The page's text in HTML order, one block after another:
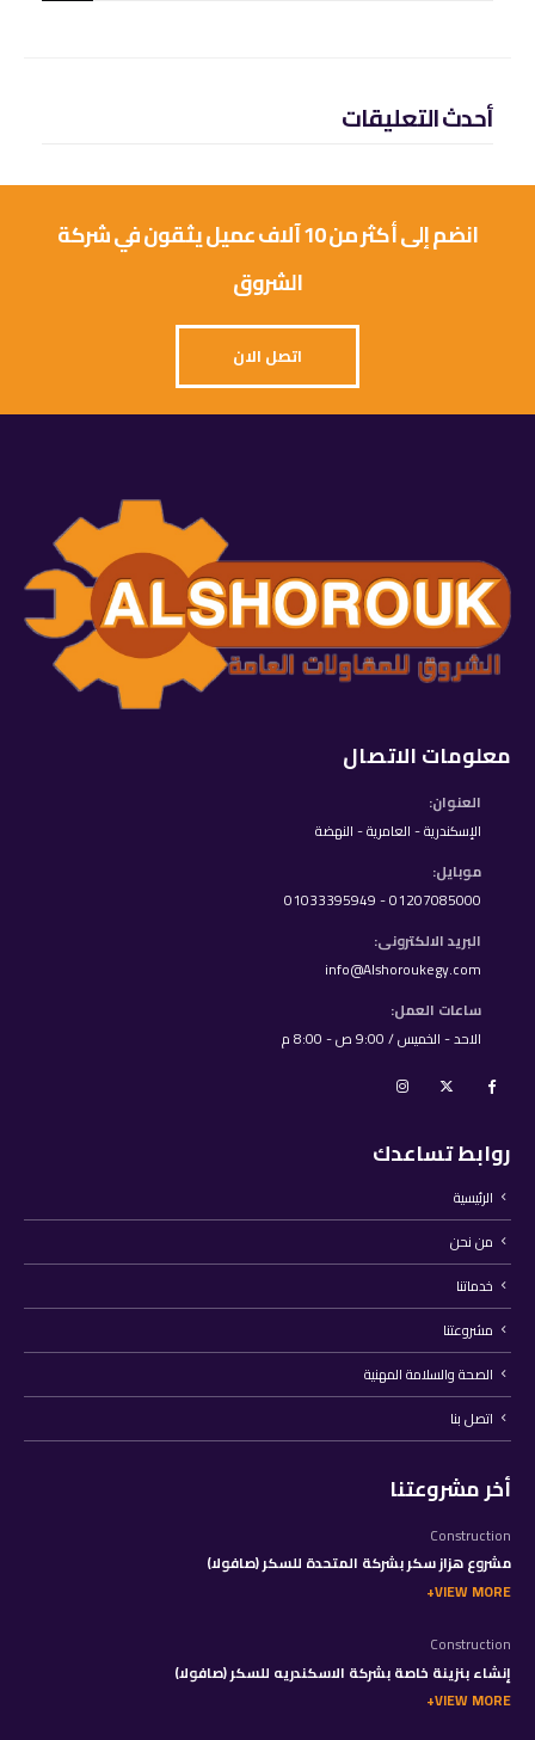
أحدث التعليقات
انضم إلى أكثر من 10 آلاف عميل يثقون في شركة
الشروق
اتصل الان
معلومات الاتصال
العنوان:
الإسكندرية - العامرية - النهضة
موبايل:
01207085000 - 01033395949
البريد الالكترونى:
info@Alshoroukegy.com
ساعات العمل:
الاحد - الخميس / 9:00 ص - 8:00 م
روابط تساعدك
الرئيسية
من نحن
خدماتنا
مشروعتنا
الصحة والسلامة المهنية
اتصل بنا
أخر مشروعتنا
Construction
مشروع هزاز سكر بشركة المتحدة للسكر (صافولا)
VIEW MORE
Construction
إنشاء بنزينة خاصة بشركة الاسكندريه للسكر (صافولا)
VIEW MORE